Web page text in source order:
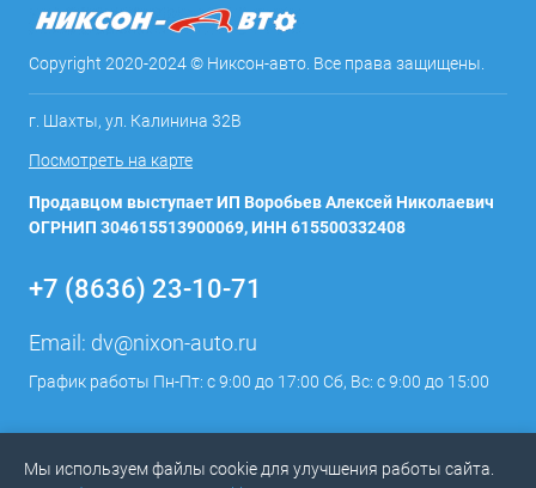
Мы используем файлы cookie для улучшения работы сайта.
Copyright 2020-2024 © Никсон-авто. Все права защищены.
г. Шахты, ул. Калинина 32В
Посмотреть на карте
Продавцом выступает ИП Воробьев Алексей Николаевич
ОГРНИП 304615513900069, ИНН 615500332408
+7 (8636) 23-10-71
Email: dv@nixon-auto.ru
График работы Пн-Пт: с 9:00 до 17:00 Сб, Вс: с 9:00 до 15:00